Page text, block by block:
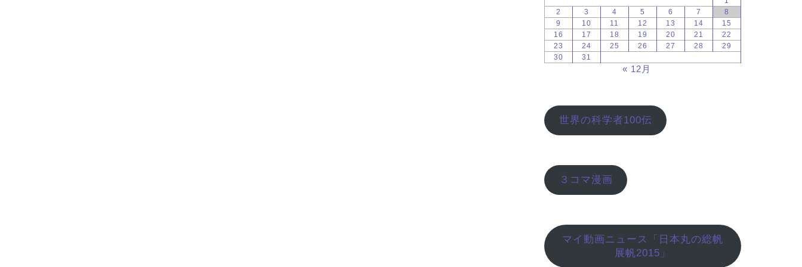
2
3 4 5 6 7
8
9
10 11 12 13 14
15
16
17 18 19 20 21
22
23
24 25 26 27 28
29
30
31
« 12月
世界の科学者100伝
３コマ漫画
マイ動画ニュース「日本丸の総帆
展帆2015」